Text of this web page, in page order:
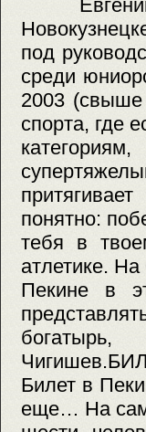
Евгений
под
среди
2003
спорта, где
понятно:
тебя в
атлетике.
Пекине в
Билет в
еще… На